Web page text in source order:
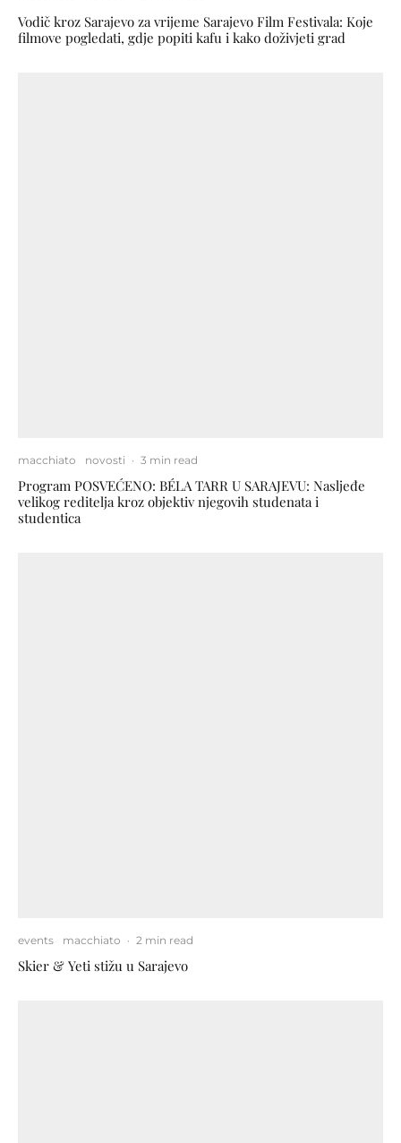
Vodič kroz Sarajevo za vrijeme Sarajevo Film Festivala: Koje
filmove pogledati, gdje popiti kafu i kako doživjeti grad
macchiato novosti · 3 min read
Program POSVEĆENO: BÉLA TARR U SARAJEVU: Nasljeđe
velikog reditelja kroz objektiv njegovih studenata i
studentica
events macchiato · 2 min read
Skier & Yeti stižu u Sarajevo